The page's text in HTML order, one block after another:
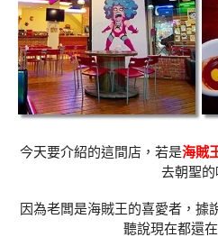
今天要介紹的這間店，若是海賊
去朝聖的
因為老闆是海賊王的喜愛者，據
聽說現在都還